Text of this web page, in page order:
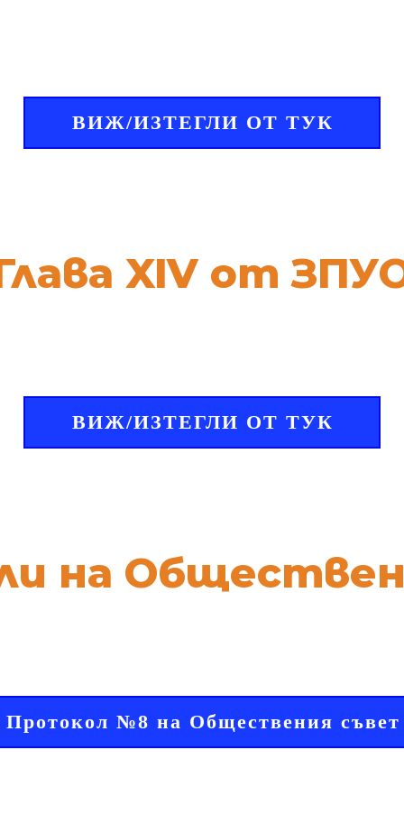
ВИЖ/ИЗТЕГЛИ ОТ ТУК
XIV от
ВИЖ/ИЗТЕГЛИ ОТ ТУК
на
Протокол №8 на Обществения съвет